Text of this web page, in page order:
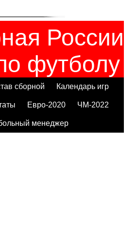
России
футболу
сборной Календарь игр
Евро-2020 ЧМ-2022
менеджер